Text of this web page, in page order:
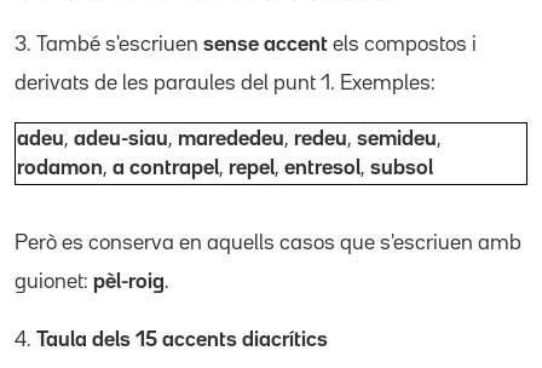
3. També s'escriuen sense accent els compostos i
derivats de les paraules del punt 1. Exemples:
adeu, adeu-siau, marededeu, redeu, semideu,
rodamon, a contrapel, repel, entresol, subsol
Però es conserva en aquells casos que s'escriuen amb
guionet: pèl-roig.
4. Taula dels 15 accents diacrítics